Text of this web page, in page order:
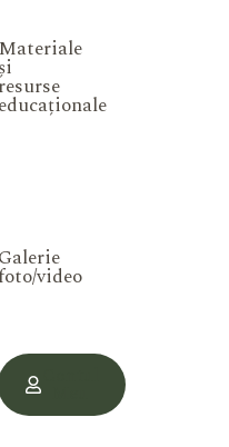
Materiale
și
resurse
educaționale
Galerie
video